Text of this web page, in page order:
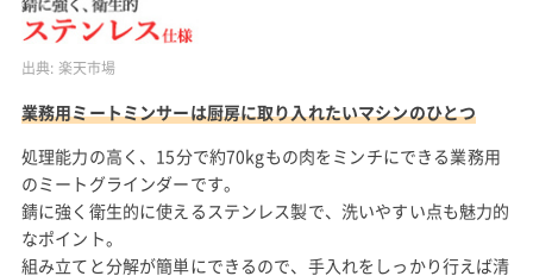
出典: 楽天市場
業務用ミートミンサーは厨房に取り入れたいマシンのひとつ
処理能力の高く、15分で約70kgもの肉をミンチにできる業務用
のミートグラインダーです。
錆に強く衛生的に使えるステンレス製で、洗いやすい点も魅力的
なポイント。
組み立てと分解が簡単にできるので、手入れをしっかり行えば清